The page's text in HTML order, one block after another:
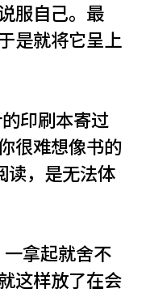
服自己。最
是就将它呈上
印刷本寄过
很难想像书的
读，是无法体
拿起就舍不
这样放了在会